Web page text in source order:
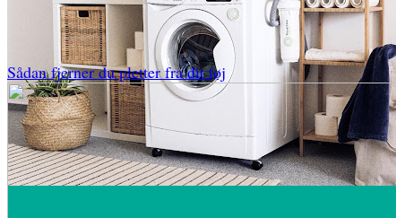
Sådan fjerner du pletter fra dit tøj